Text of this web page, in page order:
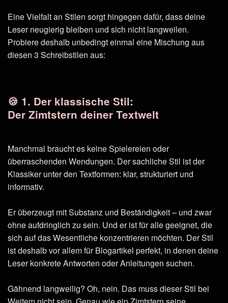
Eine Vielfalt an Stilen sorgt hingegen dafür, dass deine
Leser neugierig bleiben und sich nicht langweilen.
Probiere deshalb unbedingt einmal eine Mischung aus
diesen 3 Schreibstilen aus:
🍪 1. Der klassische Stil:
Der Zimtstern deiner Textwelt
Manchmal braucht es keine Spielereien oder
überraschenden Wendungen. Der sachliche Stil ist der
Klassiker unter den Textformen: klar, strukturiert und
informativ.
Er überzeugt mit Substanz und Beständigkeit – und zwar
ohne aufdringlich zu sein. Und er ist für alle geeignet, die
sich auf das Wesentliche konzentrieren möchten. Der Stil
ist deshalb vor allem für Blogartikel perfekt, in denen deine
Leser konkrete Antworten oder Anleitungen suchen.
Gähnend langweilig? Oh, nein. Das muss dieser Stil bei